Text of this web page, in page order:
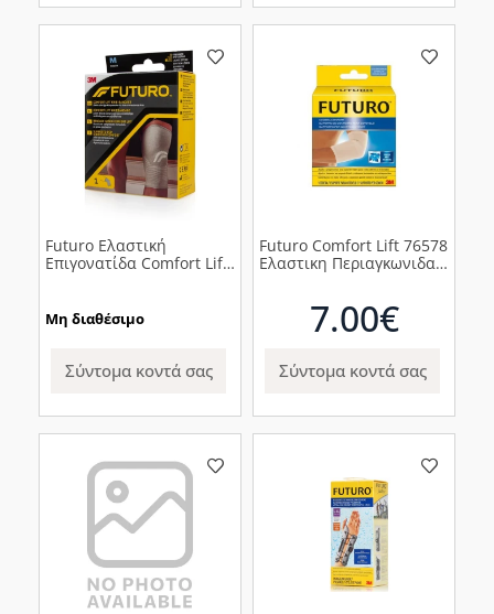
Futuro Ελαστική
Επιγονατίδα Comfort Lift
Μη διαθέσιμο
Σύντομα κοντά σας
Futuro Comfort Lift 76578
Ελαστικη Περιαγκωνιδα,
7.00€
Σύντομα κοντά σας